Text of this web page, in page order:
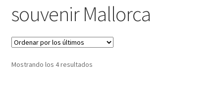
souvenir Mallorca
Mostrando los 4 resultados